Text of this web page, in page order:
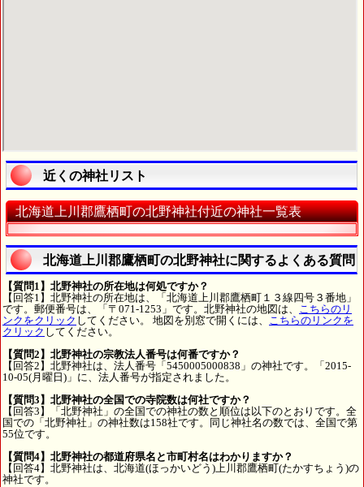
近くの神社リスト
北海道上川郡鷹栖町の北野神社付近の神社一覧表
北海道上川郡鷹栖町の北野神社に関するよくある質問
【質問1】北野神社の所在地は何処ですか？
【回答1】北野神社の所在地は、「北海道上川郡鷹栖町１３線四号３番地」
です。郵便番号は、「〒071-1253」です。北野神社の地図は、 こちらのリ
ンクをクリック してください。 地図を別窓で開くには、 こちらのリンクを
クリック してください。
【質問2】北野神社の宗教法人番号は何番ですか？
【回答2】北野神社は、法人番号「5450005000838」の神社です。「2015-
10-05(月曜日)」に、法人番号が指定されました。
【質問3】北野神社の全国での寺院数は何社ですか？
【回答3】「北野神社」の全国での神社の数と順位は以下のとおりです。全
国での「北野神社」の神社数は158社です。同じ神社名の数では、全国で第
55位です。
【質問4】北野神社の都道府県名と市町村名はわかりますか？
【回答4】北野神社は、北海道(ほっかいどう)上川郡鷹栖町(たかすちょう)の
神社です。